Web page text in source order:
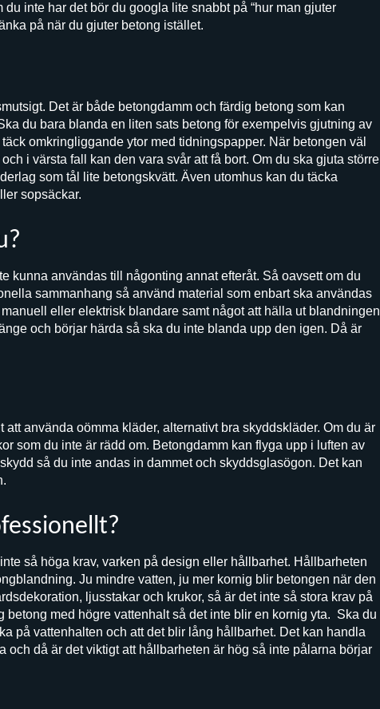
inte har det bör du googla lite snabbt på “hur man gjuter
på när du gjuter betong istället.
Det är både betongdamm och färdig betong som kan
du bara blanda en liten sats betong för exempelvis gjutning av
omkringliggande ytor med tidningspapper. När betongen väl
i värsta fall kan den vara svår att få bort. Om du ska gjuta större
som tål lite betongskvätt. Även utomhus kan du täcka
sopsäckar.
kunna användas till någonting annat efteråt. Så oavsett om du
sammanhang så använd material som enbart ska användas
eller elektrisk blandare samt något att hälla ut blandningen
och börjar härda så ska du inte blanda upp den igen. Då är
använda oömma kläder, alternativt bra skyddskläder. Om du är
som du inte är rädd om. Betongdamm kan flyga upp i luften av
så du inte andas in dammet och skyddsglasögon. Det kan
så höga krav, varken på design eller hållbarhet. Hållbarheten
Ju mindre vatten, ju mer kornig blir betongen när den
ljusstakar och krukor, så är det inte så stora krav på
betong med högre vattenhalt så det inte blir en kornig yta. Ska du
på vattenhalten och att det blir lång hållbarhet. Det kan handla
och då är det viktigt att hållbarheten är hög så inte pålarna börjar